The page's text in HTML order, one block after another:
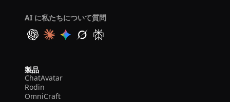
AI に私たちについて質問
製品
ChatAvatar
Rodin
OmniCraft